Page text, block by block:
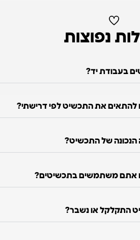
נפוצות
בעבודת יד?
את התכשיט לפי דרישתי?
הנכונה של התכשיט?
אתם משתמשים בתכשיטים?
התקלקל או נשבר?